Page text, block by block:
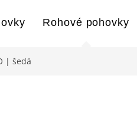
Rohové pohovky
| šedá